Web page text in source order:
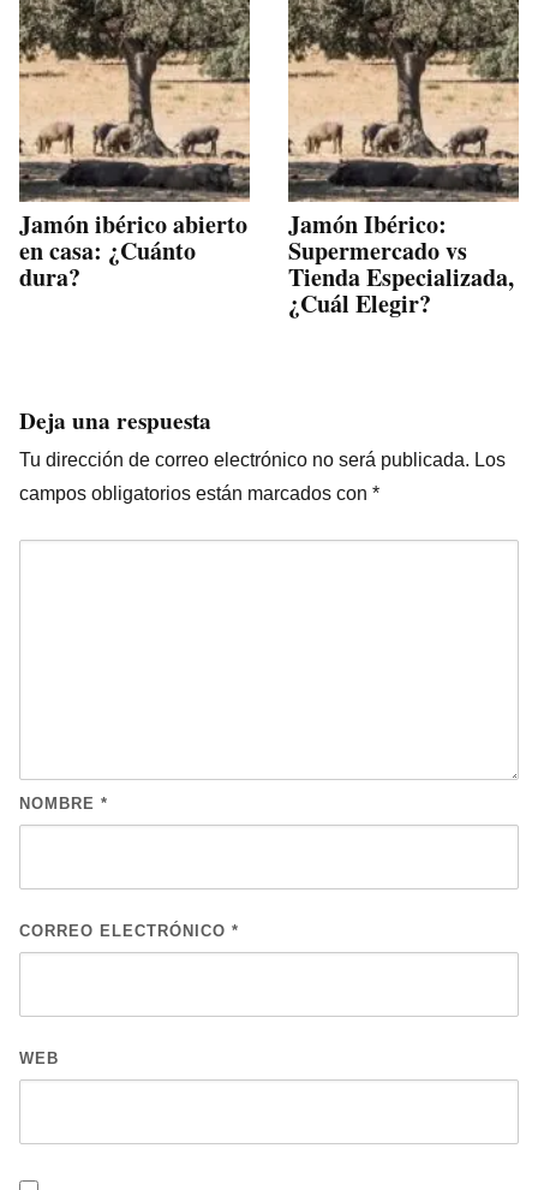
Jamón ibérico abierto
en casa: ¿Cuánto
dura?
Jamón Ibérico:
Supermercado vs
Tienda Especializada,
¿Cuál Elegir?
Deja una respuesta
Tu dirección de correo electrónico no será publicada. Los
campos obligatorios están marcados con *
NOMBRE *
CORREO ELECTRÓNICO *
WEB